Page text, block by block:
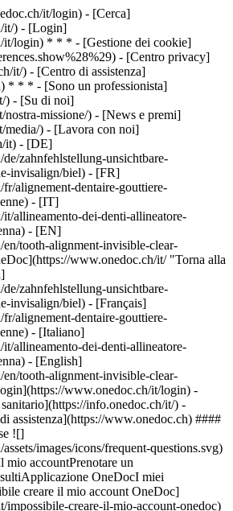
it/login) - [Cerca]
it/) - [Login]
it/login) * * * - [Gestione dei cookie]
- [Centro privacy]
it/) - [Centro di assistenza]
* * * - [Sono un professionista]
) - [Su di noi]
nostra-missione/) - [News e premi]
media/) - [Lavora con noi]
it) - [DE]
zahnfehlstellung-unsichtbare-
invisalign/biel) - [FR]
alignement-dentaire-gouttiere-
- [IT]
allineamento-dei-denti-allineatore-
- [EN]
tooth-alignment-invisible-clear-
www.onedoc.ch/it/ "Torna alla
zahnfehlstellung-unsichtbare-
invisalign/biel) - [Français]
alignement-dentaire-gouttiere-
- [Italiano]
allineamento-dei-denti-allineatore-
- [English]
tooth-alignment-invisible-clear-
www.onedoc.ch/it/login) -
info.onedoc.ch/it/) -
assistenza](https://www.onedoc.ch) ####
![]
images/icons/frequent-questions.svg)
accountPrenotare un
OneDocI miei
creare il mio account OneDoc]
impossibile-creare-il-mio-account-onedoc)